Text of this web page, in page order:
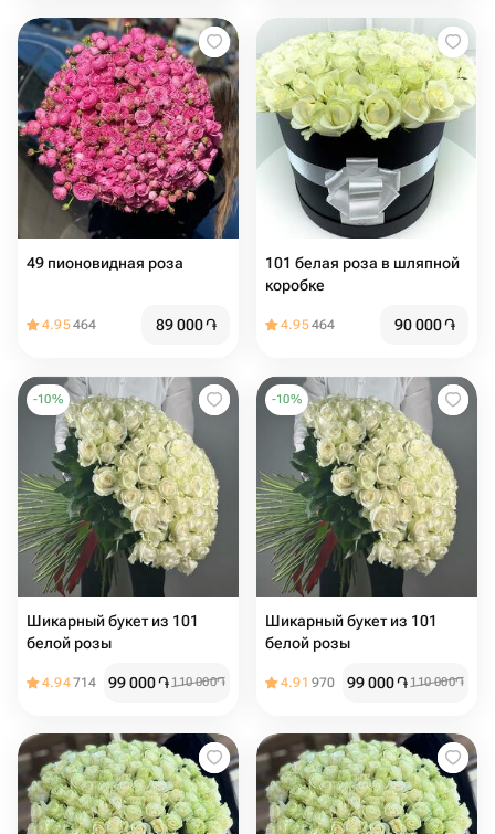
49 пионовидная роза
4.95464 89 000֏
101 белая роза в шляпной
коробке
4.95464 90 000֏
-10%
Шикарный букет из 101
белой розы
4.94714 99 000֏ 110 000֏
-10%
Шикарный букет из 101
белой розы
4.91 970 99 000֏ 110 000֏